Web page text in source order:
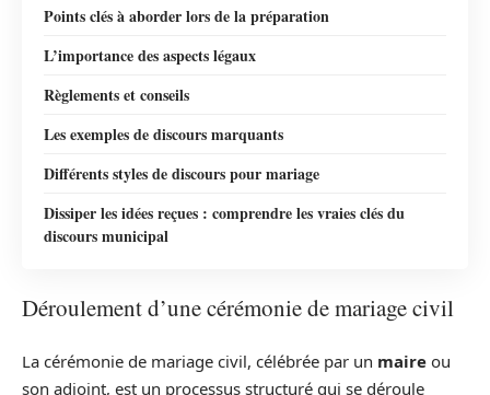
Points clés à aborder lors de la préparation
L’importance des aspects légaux
Règlements et conseils
Les exemples de discours marquants
Différents styles de discours pour mariage
Dissiper les idées reçues : comprendre les vraies clés du
discours municipal
Déroulement d’une cérémonie de mariage civil
La cérémonie de mariage civil, célébrée par un maire ou
son adjoint, est un processus structuré qui se déroule